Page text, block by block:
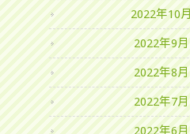
2022年10月
2022年9月
2022年8月
2022年7月
2022年6月